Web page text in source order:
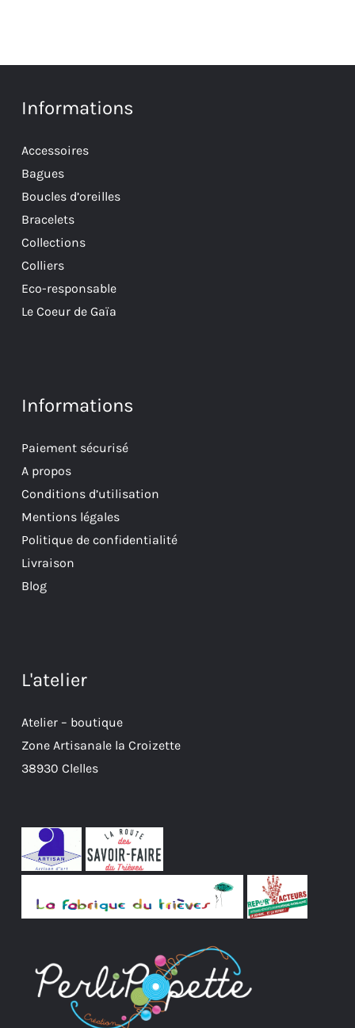
Informations
Accessoires
Bagues
Boucles d’oreilles
Bracelets
Collections
Colliers
Eco-responsable
Le Coeur de Gaïa
Informations
Paiement sécurisé
A propos
Conditions d’utilisation
Mentions légales
Politique de confidentialité
Livraison
Blog
L'atelier
Atelier – boutique
Zone Artisanale la Croizette
38930 Clelles